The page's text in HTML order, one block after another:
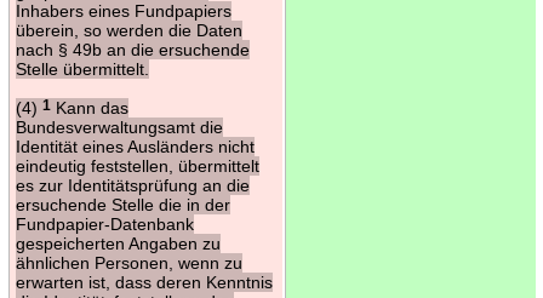
Inhabers eines Fundpapiers
überein, so werden die Daten
nach § 49b an die ersuchende
Stelle übermittelt.
(4) 1Kann das
Bundesverwaltungsamt die
Identität eines Ausländers nicht
eindeutig feststellen, übermittelt
es zur Identitätsprüfung an die
ersuchende Stelle die in der
Fundpapier-Datenbank
gespeicherten Angaben zu
ähnlichen Personen, wenn zu
erwarten ist, dass deren Kenntnis